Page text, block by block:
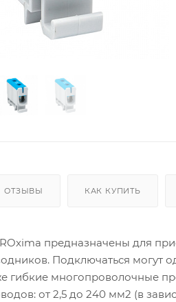
ОТЗЫВЫ КАК КУПИТЬ
предназначены для
Подключаться могут
гибкие многопроволочные
от 2,5 до 240 мм2 (в